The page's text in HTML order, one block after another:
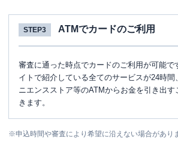
STEP3 ATMでカードのご利用
審査に通った時点でカードのご利用が可能で
イトで紹介している全てのサービスが24時間
ニエンスストア等のATMからお金を引き出す
きます。
※申込時間や審査により希望に沿えない場合があり